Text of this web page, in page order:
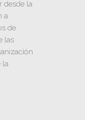
desde la
a
de
las
la